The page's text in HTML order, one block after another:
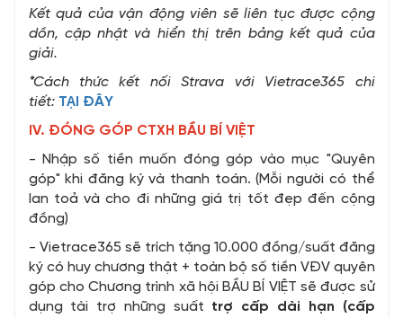
Kết quả của vận động viên sẽ liên tục được cộng
dồn, cập nhật và hiển thị trên bảng kết quả của
giải.
*Cách thức kết nối Strava với Vietrace365 chi
tiết: TẠI ĐÂY
IV. ĐÓNG GÓP CTXH BẦU BÍ VIỆT
- Nhập số tiền muốn đóng góp vào mục "Quyên
góp" khi đăng ký và thanh toán. (Mỗi người có thể
lan toả và cho đi những giá trị tốt đẹp đến cộng
đồng)
- Vietrace365 sẽ trích tặng 10.000 đồng/suất đăng
ký có huy chương thật + toàn bộ số tiền VĐV quyên
góp cho Chương trình xã hội BẦU BÍ VIỆT sẽ được sử
dụng tài trợ những suất trợ cấp dài hạn (cấp